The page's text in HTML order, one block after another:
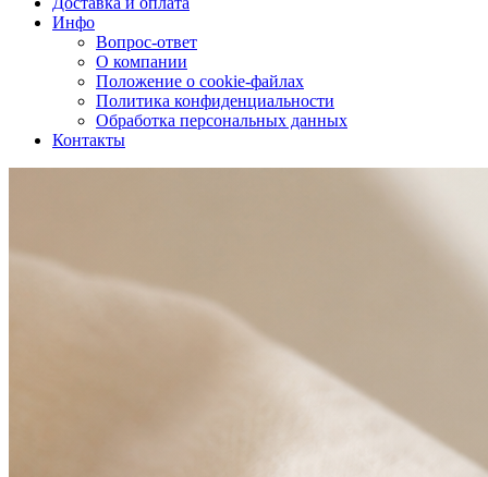
Инфо
Вопрос-ответ
О компании
Положение о cookie-файлах
Политика конфиденциальности
Обработка персональных данных
Контакты